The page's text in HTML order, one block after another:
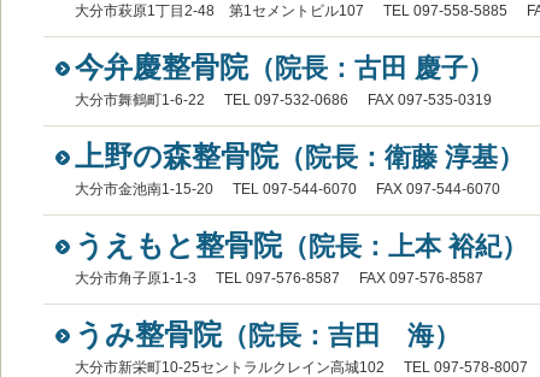
大分市萩原1丁目2-48 第1セメントビル107 TEL 097-558-5885
今弁慶整骨院（院長：古田 慶子）
大分市舞鶴町1-6-22 TEL 097-532-0686 FAX 097-535-0319
上野の森整骨院（院長：衛藤 淳基）
大分市金池南1-15-20 TEL 097-544-6070 FAX 097-544-6070
うえもと整骨院（院長：上本 裕紀）
大分市角子原1-1-3 TEL 097-576-8587 FAX 097-576-8587
うみ整骨院（院長：吉田 海）
大分市新栄町10-25セントラルクレイン高城102 TEL 097-578-8007